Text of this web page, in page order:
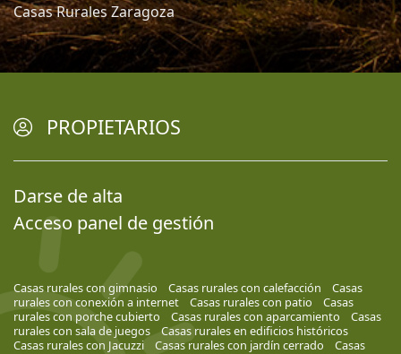
Casas Rurales Zaragoza
PROPIETARIOS
Darse de alta
Acceso panel de gestión
Casas rurales con gimnasio Casas rurales con calefacción
Casas
rurales con conexión a internet
Casas rurales con patio
Casas
rurales con porche cubierto
Casas rurales con aparcamiento
Casas
rurales con sala de juegos
Casas rurales en edificios históricos
Casas rurales con Jacuzzi
Casas rurales con jardín cerrado
Casas